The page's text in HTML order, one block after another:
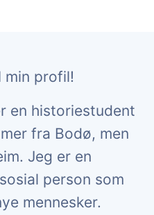
min profil!
en historiestudent
fra Bodø, men
Jeg er en
person som
mennesker.